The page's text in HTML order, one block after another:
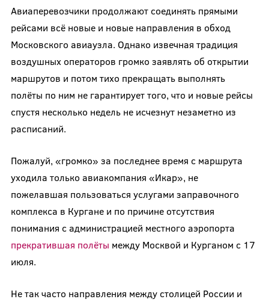
Авиаперевозчики продолжают соединять прямыми
рейсами всё новые и новые направления в обход
Московского авиаузла. Однако извечная традиция
воздушных операторов громко заявлять об открытии
маршрутов и потом тихо прекращать выполнять
полёты по ним не гарантирует того, что и новые рейсы
спустя несколько недель не исчезнут незаметно из
расписаний.
Пожалуй, «громко» за последнее время с маршрута
уходила только авиакомпания «Икар», не
пожелавшая пользоваться услугами заправочного
комплекса в Кургане и по причине отсутствия
понимания с администрацией местного аэропорта
прекратившая полёты между Москвой и Курганом с 17
июля.
Не так часто направления между столицей России и